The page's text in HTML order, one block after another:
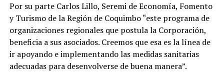
Por su parte Carlos Lillo, Seremi de Economía, Fomento
y Turismo de la Región de Coquimbo “este programa de
organizaciones regionales que postula la Corporación,
beneficia a sus asociados. Creemos que esa es la línea de
ir apoyando e implementando las medidas sanitarias
adecuadas para desenvolverse de buena manera”.